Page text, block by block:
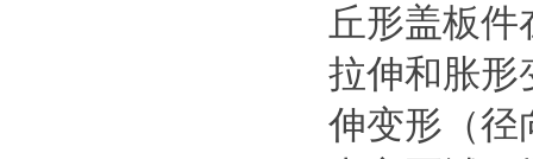
丘形盖板
拉伸和胀形
伸变形（径